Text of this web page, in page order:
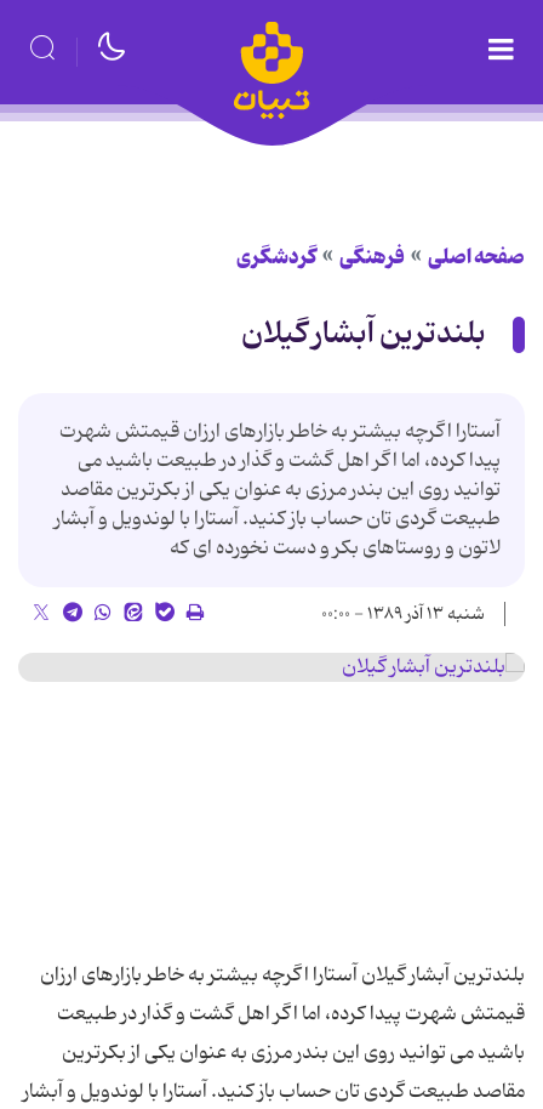
صفحه اصلی فرهنگی گردشگری
بلندترین آبشار گیلان
آستارا اگرچه بیشتر به خاطر بازارهای ارزان قیمتش شهرت
پیدا کرده، اما اگر اهل گشت و گذار در طبیعت باشید می
توانید روی این بندر مرزی به عنوان یکی از بکرترین مقاصد
طبیعت گردی تان حساب باز کنید. آستارا با لوندویل و آبشار
لاتون و روستاهای بکر و دست نخورده ای که
شنبه ۱۳ آذر ۱۳۸۹ - ۰۰:۰۰
بلندترین آبشار گیلان آستارا اگرچه بیشتر به خاطر بازارهای ارزان
قیمتش شهرت پیدا کرده، اما اگر اهل گشت و گذار در طبیعت
باشید می توانید روی این بندر مرزی به عنوان یکی از بکرترین
مقاصد طبیعت گردی تان حساب باز کنید. آستارا با لوندویل و آبشار